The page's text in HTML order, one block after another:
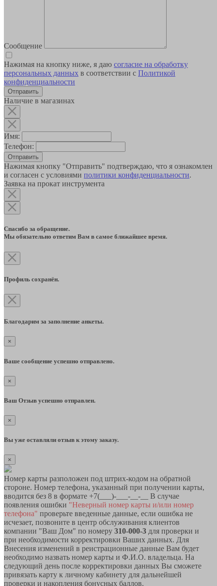
Сообщение
Нажимая на кнопку ниже, я даю согласие на обработку
персональных данных в соответствии с Политикой
конфиденциальности
Наличие в магазинах
Имя:
Телефон:
Отправить
Нажимая кнопку "Отправить" подтверждаю, что я ознакомлен
и согласен с условиями политики конфиденциальности.
Заявка на прокат инструмента
Спасибо за обращение.
Мы обязательно ответим Вам в самое ближайшее время.
Профиль сохранён.
Благодарим за заполнение анкеты.
×
Ваше сообщение успешно отправлено.
×
Ваш Отзыв успешно отправлен.
×
Вы уже оставляли отзыв к этому заказу.
×
Номер карты разположен под штрих-кодом на обратной
стороне. Номер телефона, указанный при получении карты,
вводится без 8 в формате +7(___)-___-__-__ В случае
появления ошибки "Неверный номер карты и/или номер
телефона" проверьте введенные данные, если ошибка не
исчезает, позвоните в центр обслуживания клиентов
компании "Ваш Дом" по номеру 310-000-3 для проверки и
при необходимости корректировки Ваших данных. Для
Внесения изменений в реистрационные данные Вам будет
необходимо назвать номер карты и Ф.И.О. владельца. На
следующий день после корректировки данных Вы сможете
привязать карту к личному кабинету для дальнейшей
проверки и накопления бонусных баллов.